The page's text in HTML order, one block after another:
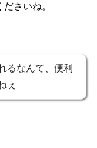
さいね。
るなんて、便利
ぇ